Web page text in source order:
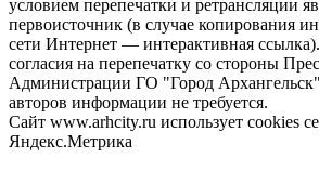
условием перепечатки и ретрансляции
первоисточник (в случае копирования
сети Интернет — интерактивная
согласия на перепечатку со стороны
Администрации ГО "Город
авторов информации не требуется.
Сайт www.arhcity.ru использует cookies
Яндекс.Метрика